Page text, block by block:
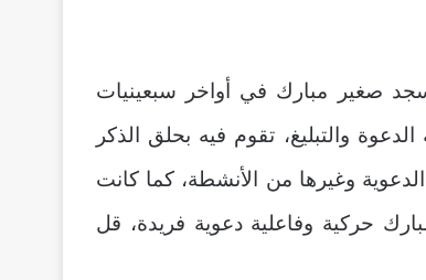
صغير مبارك في أواخر سبعينيات
الدعوة والتبليغ، تقوم فيه بحلق الذكر
وغيرها من الأنشطة، كما كانت
حركية وفاعلية دعوية فريدة، قل